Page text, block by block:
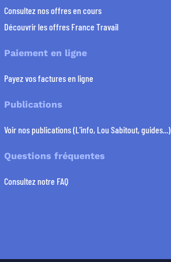
Consultez nos offres en cours
Découvrir les offres France Travail
Paiement en ligne
Payez vos factures en ligne
Publications
Voir nos publications (L'info, Lou Sabitout, guides...)
Questions fréquentes
Consultez notre FAQ